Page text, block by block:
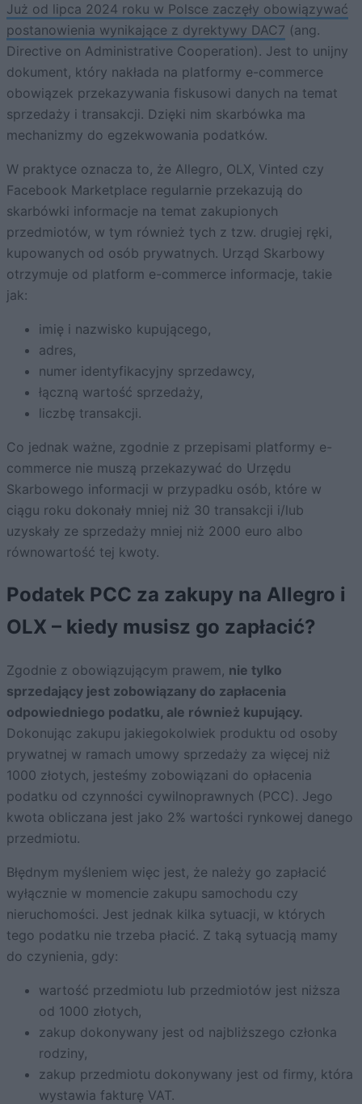
Już od lipca 2024 roku w Polsce zaczęły obowiązywać
postanowienia wynikające z dyrektywy DAC7 (ang.
Directive on Administrative Cooperation). Jest to unijny
dokument, który nakłada na platformy e-commerce
obowiązek przekazywania fiskusowi danych na temat
sprzedaży i transakcji. Dzięki nim skarbówka ma
mechanizmy do egzekwowania podatków.
W praktyce oznacza to, że Allegro, OLX, Vinted czy
Facebook Marketplace regularnie przekazują do
skarbówki informacje na temat zakupionych
przedmiotów, w tym również tych z tzw. drugiej ręki,
kupowanych od osób prywatnych. Urząd Skarbowy
otrzymuje od platform e-commerce informacje, takie
jak:
imię i nazwisko kupującego,
adres,
numer identyfikacyjny sprzedawcy,
łączną wartość sprzedaży,
liczbę transakcji.
Co jednak ważne, zgodnie z przepisami platformy e-
commerce nie muszą przekazywać do Urzędu
Skarbowego informacji w przypadku osób, które w
ciągu roku dokonały mniej niż 30 transakcji i/lub
uzyskały ze sprzedaży mniej niż 2000 euro albo
równowartość tej kwoty.
Podatek PCC za zakupy na Allegro i
OLX – kiedy musisz go zapłacić?
Zgodnie z obowiązującym prawem, nie tylko
sprzedający jest zobowiązany do zapłacenia
odpowiedniego podatku, ale również kupujący.
Dokonując zakupu jakiegokolwiek produktu od osoby
prywatnej w ramach umowy sprzedaży za więcej niż
1000 złotych, jesteśmy zobowiązani do opłacenia
podatku od czynności cywilnoprawnych (PCC). Jego
kwota obliczana jest jako 2% wartości rynkowej danego
przedmiotu.
Błędnym myśleniem więc jest, że należy go zapłacić
wyłącznie w momencie zakupu samochodu czy
nieruchomości. Jest jednak kilka sytuacji, w których
tego podatku nie trzeba płacić. Z taką sytuacją mamy
do czynienia, gdy:
wartość przedmiotu lub przedmiotów jest niższa
od 1000 złotych,
zakup dokonywany jest od najbliższego członka
rodziny,
zakup przedmiotu dokonywany jest od firmy, która
wystawia fakturę VAT.